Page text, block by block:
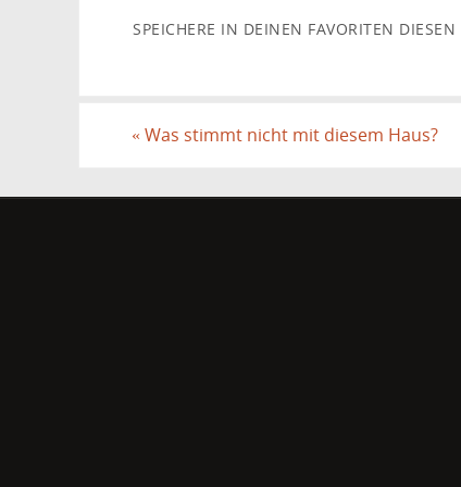
SPEICHERE IN DEINEN FAVORITEN DIESEN
« Was stimmt nicht mit diesem Haus?